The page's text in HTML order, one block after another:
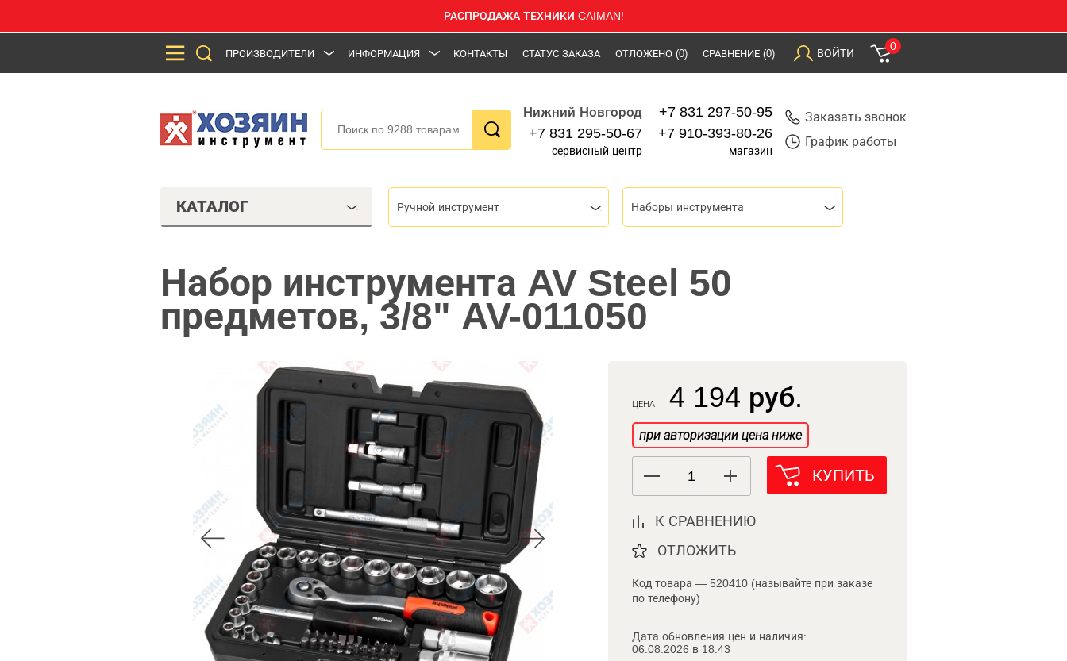
РАСПРОДАЖА ТЕХНИКИ CAIMAN!
ПРОИЗВОДИТЕЛИ ИНФОРМАЦИЯ КОНТАКТЫ СТАТУС ЗАКАЗА ОТЛОЖЕНО (0) СРАВНЕНИЕ (0) ВОЙТИ
0
Нижний Новгород
+7 831 295-50-67
сервисный центр
+7 831 297-50-95
+7 910-393-80-26
магазин
Заказать звонок
График работы
КАТАЛОГ Ручной инструмент Наборы инструмента
Набор инструмента AV Steel 50
предметов, 3/8" AV-011050
ЦЕНА 4 194 руб.
при авторизации цена ниже
КУПИТЬ
К СРАВНЕНИЮ
ОТЛОЖИТЬ
Код товара — 520410 (называйте при заказе
по телефону)
Дата обновления цен и наличия:
06.08.2026 в 18:43